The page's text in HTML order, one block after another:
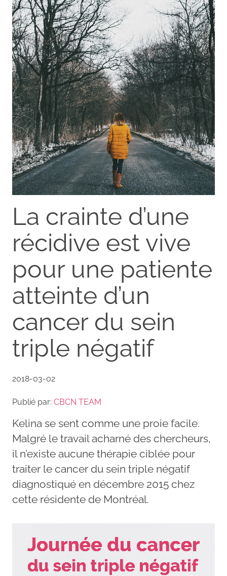
La crainte d’une
récidive est vive
pour une patiente
atteinte d’un
cancer du sein
triple négatif
2018-03-02
Publié par: CBCN TEAM
Kelina se sent comme une proie facile.
Malgré le travail acharné des chercheurs,
il n’existe aucune thérapie ciblée pour
traiter le cancer du sein triple négatif
diagnostiqué en décembre 2015 chez
cette résidente de Montréal.